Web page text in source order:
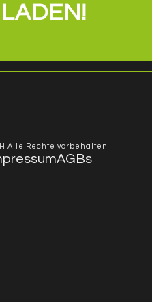
Alle Rechte vorbehalten
AGBs